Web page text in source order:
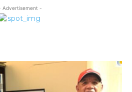
Advertisement -